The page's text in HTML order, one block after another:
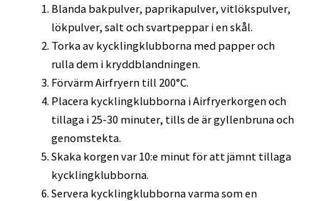
Blanda bakpulver, paprikapulver, vitlökspulver,
lökpulver, salt och svartpeppar i en skål.
Torka av kycklingklubborna med papper och
rulla dem i kryddblandningen.
Förvärm Airfryern till 200°C.
Placera kycklingklubborna i Airfryerkorgen och
tillaga i 25-30 minuter, tills de är gyllenbruna och
genomstekta.
Skaka korgen var 10:e minut för att jämnt tillaga
kycklingklubborna.
Servera kycklingklubborna varma som en